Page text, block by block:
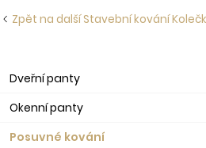
Zpět na další Stavební kování
Dveřní panty
Okenní panty
Posuvné kování